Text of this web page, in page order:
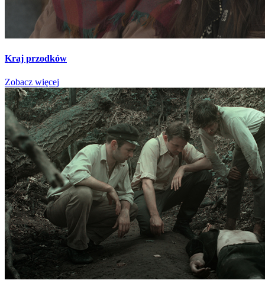
Kraj przodków
Zobacz więcej